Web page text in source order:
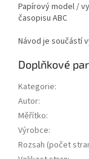
Papírový model /
časopisu ABC
Návod je součástí
Doplňkové
Kategorie:
Autor:
Měřítko:
Výrobce:
Rozsah (počet